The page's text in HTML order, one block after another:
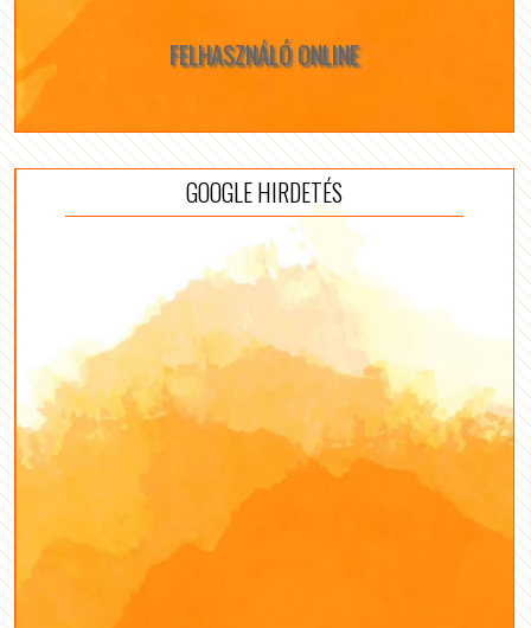
FELHASZNÁLÓ ONLINE
GOOGLE HIRDETÉS